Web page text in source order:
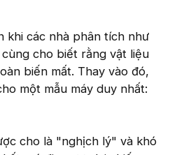
khi các nhà phân tích như
cho biết rằng vật liệu
biến mất. Thay vào đó,
một mẫu máy duy nhất:
cho là "nghịch lý" và khó